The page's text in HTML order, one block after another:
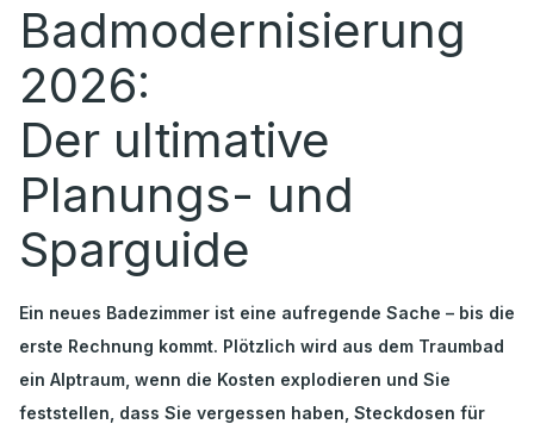
Badmodernisierung
2026:
Der ultimative
Planungs- und
Sparguide
Ein neues Badezimmer ist eine aufregende Sache – bis die
erste Rechnung kommt. Plötzlich wird aus dem Traumbad
ein Alptraum, wenn die Kosten explodieren und Sie
feststellen, dass Sie vergessen haben, Steckdosen für